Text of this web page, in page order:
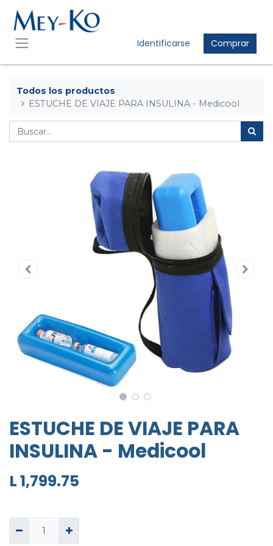
Identificarse Comprar
Todos los productos
ESTUCHE DE VIAJE PARA INSULINA - Medicool
ESTUCHE DE VIAJE PARA
INSULINA - Medicool
L1,799.75